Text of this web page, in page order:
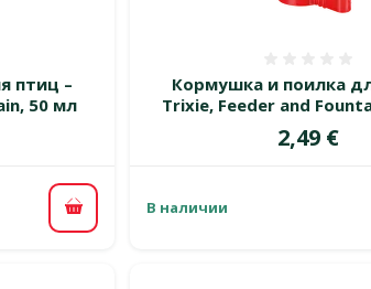
птиц –
50 мл
В корзину
Кормушка и поилка
Trixie, Feeder and
Цена
2,49 €
В наличии